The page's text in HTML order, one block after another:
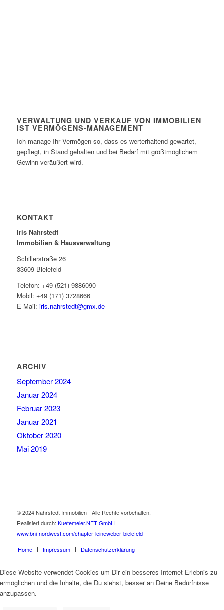
VERWALTUNG UND VERKAUF VON IMMOBILIEN
IST VERMÖGENS-MANAGEMENT
Ich manage Ihr Vermögen so, dass es werterhaltend gewartet,
gepflegt, in Stand gehalten und bei Bedarf mit größtmöglichem
Gewinn veräußert wird.
KONTAKT
Iris Nahrstedt
Immobilien & Hausverwaltung
Schillerstraße 26
33609 Bielefeld
Telefon: +49 (521) 9886090
Mobil: +49 (171) 3728666
E-Mail: iris.nahrstedt@gmx.de
ARCHIV
September 2024
Januar 2024
Februar 2023
Januar 2021
Oktober 2020
Mai 2019
© 2024 Nahrstedt Immobilien - Alle Rechte vorbehalten.
Realisiert durch: Kuetemeier.NET GmbH
www.bni-nordwest.com/chapter-leineweber-bielefeld
Home
Impressum Datenschutzerklärung
Diese Website verwendet Cookies um Dir ein besseres Internet-Erlebnis zu
ermöglichen und die Inhalte, die Du siehst, besser an Deine Bedürfnisse
anzupassen.